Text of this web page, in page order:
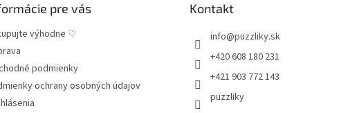
pre vás
výhodne ♡
podmienky
ochrany osobných údajov
Kontakt
info@puzzliky.sk
+420 608 180 231
+421 903 772 143
puzzliky